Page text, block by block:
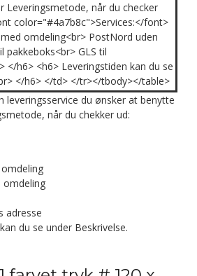
Leveringsmetode, når du checker
color="#4a7b8c">Services:</font>
omdeling<br> PostNord uden
pakkeboks<br> GLS til
</h6> <h6> Leveringstiden kan du se
</h6> </td> </tr></tbody></table>
leveringsservice du ønsker at benytte
når du chekker ud:
omdeling
adresse
du se under Beskrivelse.